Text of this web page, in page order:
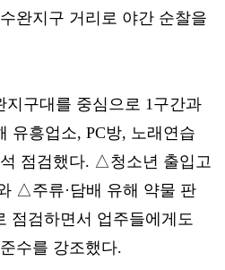
완지구 거리로 야간 순찰을
지구대를 중심으로 1구간과
유흥업소, PC방, 노래연습
점검했다. △청소년 출입고
△주류·담배 유해 약물 판
점검하면서 업주들에게도
수를 강조했다.